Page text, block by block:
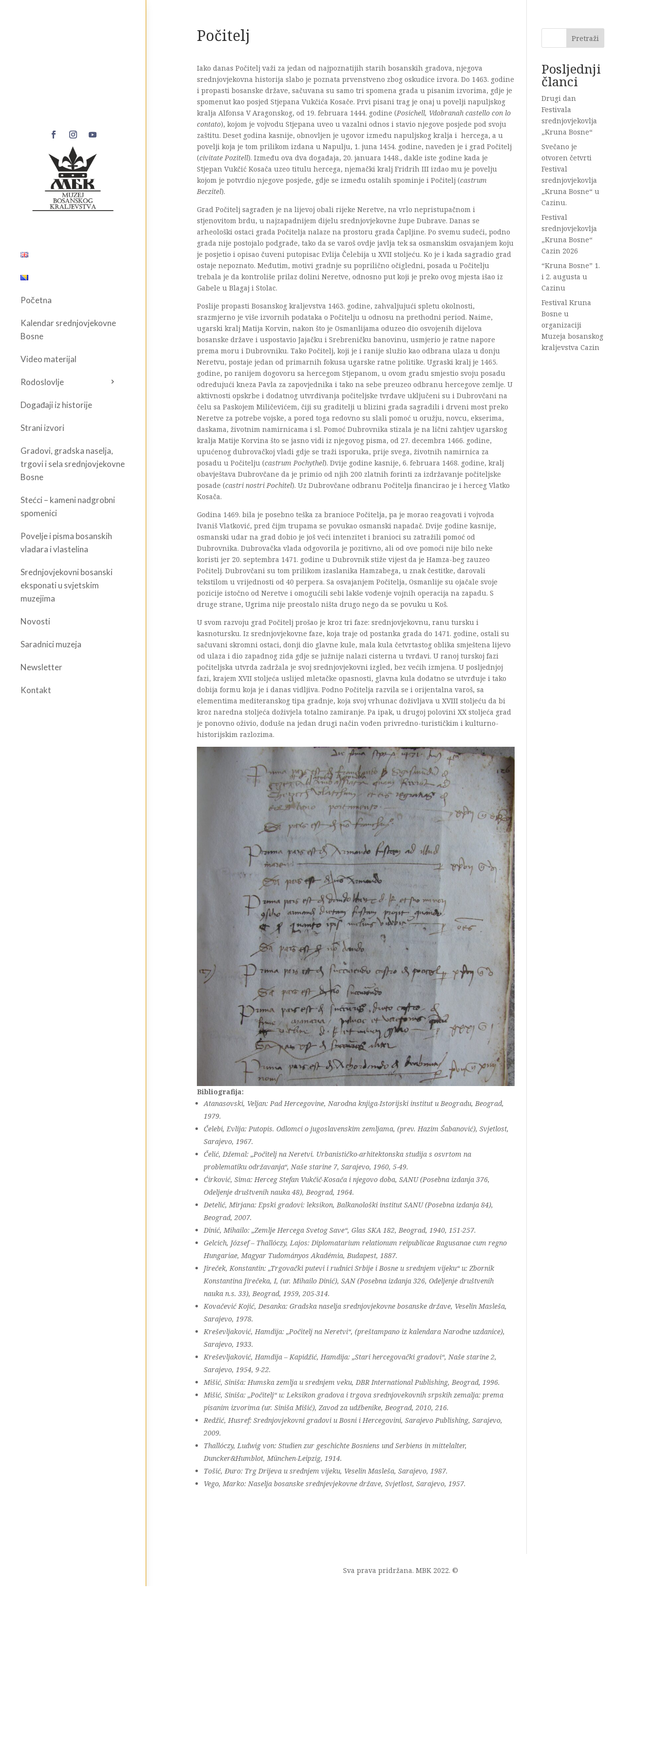
Početna
Kalendar srednjovjekovne
Bosne
Video materijal
Rodoslovlje
Događaji iz historije
Strani izvori
Gradovi, gradska naselja,
trgovi i sela srednjovjekovne
Bosne
Stećci – kameni nadgrobni
spomenici
Povelje i pisma bosanskih
vladara i vlastelina
Srednjovjekovni bosanski
eksponati u svjetskim
muzejima
Novosti
Saradnici muzeja
Newsletter
Kontakt
Počitelj
Iako danas Počitelj važi za jedan od najpoznatijih starih bosanskih gradova, njegova
srednjovjekovna historija slabo je poznata prvenstveno zbog oskudice izvora. Do 1463. godine
i propasti bosanske države, sačuvana su samo tri spomena grada u pisanim izvorima, gdje je
spomenut kao posjed Stjepana Vukčića Kosače. Prvi pisani trag je onaj u povelji napuljskog
kralja Alfonsa V Aragonskog, od 19. februara 1444. godine (Posichell, Vdobranah castello con lo
contato), kojom je vojvodu Stjepana uveo u vazalni odnos i stavio njegove posjede pod svoju
zaštitu. Deset godina kasnije, obnovljen je ugovor između napuljskog kralja i hercega, a u
povelji koja je tom prilikom izdana u Napulju, 1. juna 1454. godine, naveden je i grad Počitelj
(civitate Pozitell). Između ova dva događaja, 20. januara 1448., dakle iste godine kada je
Stjepan Vukčić Kosača uzeo titulu hercega, njemački kralj Fridrih III izdao mu je povelju
kojom je potvrdio njegove posjede, gdje se između ostalih spominje i Počitelj (castrum
Beczitel).
Grad Počitelj sagrađen je na lijevoj obali rijeke Neretve, na vrlo nepristupačnom i
stjenovitom brdu, u najzapadnijem dijelu srednjovjekovne župe Dubrave. Danas se
arheološki ostaci grada Počitelja nalaze na prostoru grada Čapljine. Po svemu sudeći, podno
grada nije postojalo podgrađe, tako da se varoš ovdje javlja tek sa osmanskim osvajanjem koju
je posjetio i opisao čuveni putopisac Evlija Čelebija u XVII stoljeću. Ko je i kada sagradio grad
ostaje nepoznato. Međutim, motivi gradnje su poprilično očigledni, posada u Počitelju
trebala je da kontroliše prilaz dolini Neretve, odnosno put koji je preko ovog mjesta išao iz
Gabele u Blagaj i Stolac.
Poslije propasti Bosanskog kraljevstva 1463. godine, zahvaljujući spletu okolnosti,
srazmjerno je više izvornih podataka o Počitelju u odnosu na prethodni period. Naime,
ugarski kralj Matija Korvin, nakon što je Osmanlijama oduzeo dio osvojenih dijelova
bosanske države i uspostavio Jajačku i Srebreničku banovinu, usmjerio je ratne napore
prema moru i Dubrovniku. Tako Počitelj, koji je i ranije služio kao odbrana ulaza u donju
Neretvu, postaje jedan od primarnih fokusa ugarske ratne politike. Ugraski kralj je 1465.
godine, po ranijem dogovoru sa hercegom Stjepanom, u ovom gradu smjestio svoju posadu
određujući kneza Pavla za zapovjednika i tako na sebe preuzeo odbranu hercegove zemlje. U
aktivnosti opskrbe i dodatnog utvrđivanja počiteljske tvrđave uključeni su i Dubrovčani na
čelu sa Paskojem Miličevićem, čiji su graditelji u blizini grada sagradili i drveni most preko
Neretve za potrebe vojske, a pored toga redovno su slali pomoć u oružju, novcu, ekserima,
daskama, životnim namirnicama i sl. Pomoć Dubrovnika stizala je na lični zahtjev ugarskog
kralja Matije Korvina što se jasno vidi iz njegovog pisma, od 27. decembra 1466. godine,
upućenog dubrovačkoj vladi gdje se traži isporuka, prije svega, životnih namirnica za
posadu u Počitelju (castrum Pochythel). Dvije godine kasnije, 6. februara 1468. godine, kralj
obavještava Dubrovčane da je primio od njih 200 zlatnih forinti za izdržavanje počiteljske
posade (castri nostri Pochitel). Uz Dubrovčane odbranu Počitelja financirao je i herceg Vlatko
Kosača.
Godina 1469. bila je posebno teška za branioce Počitelja, pa je morao reagovati i vojvoda
Ivaniš Vlatković, pred čijm trupama se povukao osmanski napadač. Dvije godine kasnije,
osmanski udar na grad dobio je još veći intenzitet i branioci su zatražili pomoć od
Dubrovnika. Dubrovačka vlada odgovorila je pozitivno, ali od ove pomoći nije bilo neke
koristi jer 20. septembra 1471. godine u Dubrovnik stiže vijest da je Hamza-beg zauzeo
Počitelj. Dubrovčani su tom prilikom izaslanika Hamzabega, u znak čestitke, darovali
tekstilom u vrijednosti od 40 perpera. Sa osvajanjem Počitelja, Osmanlije su ojačale svoje
pozicije istočno od Neretve i omogućili sebi lakše vođenje vojnih operacija na zapadu. S
druge strane, Ugrima nije preostalo ništa drugo nego da se povuku u Koš.
U svom razvoju grad Počitelj prošao je kroz tri faze: srednjovjekovnu, ranu tursku i
kasnotursku. Iz srednjovjekovne faze, koja traje od postanka grada do 1471. godine, ostali su
sačuvani skromni ostaci, donji dio glavne kule, mala kula četvrtastog oblika smještena lijevo
od ulaza i dio zapadnog zida gdje se južnije nalazi cisterna u tvrđavi. U ranoj turskoj fazi
počiteljska utvrda zadržala je svoj srednjovjekovni izgled, bez većih izmjena. U posljednjoj
fazi, krajem XVII stoljeća uslijed mletačke opasnosti, glavna kula dodatno se utvrđuje i tako
dobija formu koja je i danas vidljiva. Podno Počitelja razvila se i orijentalna varoš, sa
elementima mediteranskog tipa gradnje, koja svoj vrhunac doživljava u XVIII stoljeću da bi
kroz naredna stoljeća doživjela totalno zamiranje. Pa ipak, u drugoj polovini XX stoljeća grad
je ponovno oživio, doduše na jedan drugi način vođen privredno-turističkim i kulturno-
historijskim razlozima.
Bibliografija:
Atanasovski, Veljan: Pad Hercegovine, Narodna knjiga-Istorijski institut u Beogradu, Beograd,
1979.
Čelebi, Evlija: Putopis. Odlomci o jugoslavenskim zemljama, (prev. Hazim Šabanović), Svjetlost,
Sarajevo, 1967.
Čelić, Džemal: „Počitelj na Neretvi. Urbanističko-arhitektonska studija s osvrtom na
problematiku održavanja“, Naše starine 7, Sarajevo, 1960, 5-49.
Ćirković, Sima: Herceg Stefan Vukčič-Kosača i njegovo doba, SANU (Posebna izdanja 376,
Odeljenje društvenih nauka 48), Beograd, 1964.
Detelić, Mirjana: Epski gradovi: leksikon, Balkanološki institut SANU (Posebna izdanja 84),
Beograd, 2007.
Dinić, Mihailo: „Zemlje Hercega Svetog Save“, Glas SKA 182, Beograd, 1940, 151-257.
Gelcich, József – Thallóczy, Lajos: Diplomatarium relationum reipublicae Ragusanae cum regno
Hungariae, Magyar Tudományos Akadémia, Budapest, 1887.
Jireček, Konstantin: „Trgovački putevi i rudnici Srbije i Bosne u srednjem vijeku“ u: Zbornik
Konstantina Jirečeka, I, (ur. Mihailo Dinić), SAN (Posebna izdanja 326, Odeljenje društvenih
nauka n.s. 33), Beograd, 1959, 205-314.
Kovačević Kojić, Desanka: Gradska naselja srednjovjekovne bosanske države, Veselin Masleša,
Sarajevo, 1978.
Kreševljaković, Hamdija: „Počitelj na Neretvi“, (preštampano iz kalendara Narodne uzdanice),
Sarajevo, 1933.
Kreševljaković, Hamdija – Kapidžić, Hamdija: „Stari hercegovački gradovi“, Naše starine 2,
Sarajevo, 1954, 9-22.
Mišić, Siniša: Humska zemlja u srednjem veku, DBR International Publishing, Beograd, 1996.
Mišić, Siniša: „Počitelj“ u: Leksikon gradova i trgova srednjovekovnih srpskih zemalja: prema
pisanim izvorima (ur. Siniša Mišić), Zavod za udžbenike, Beograd, 2010, 216.
Redžić, Husref: Srednjovjekovni gradovi u Bosni i Hercegovini, Sarajevo Publishing, Sarajevo,
2009.
Thallóczy, Ludwig von: Studien zur geschichte Bosniens und Serbiens in mittelalter,
Duncker&Humblot, München-Leipzig, 1914.
Tošić, Đuro: Trg Drijeva u srednjem vijeku, Veselin Masleša, Sarajevo, 1987.
Vego, Marko: Naselja bosanske srednjevjekovne države, Svjetlost, Sarajevo, 1957.
Pretraži
Posljednji
članci
Drugi dan
Festivala
srednjovjekovlja
„Kruna Bosne“
Svečano je
otvoren četvrti
Festival
srednjovjekovlja
„Kruna Bosne“ u
Cazinu.
Festival
srednjovjekovlja
„Kruna Bosne“
Cazin 2026
“Kruna Bosne” 1.
i 2. augusta u
Cazinu
Festival Kruna
Bosne u
organizaciji
Muzeja bosanskog
kraljevstva Cazin
Sva prava pridržana. MBK 2022. ©